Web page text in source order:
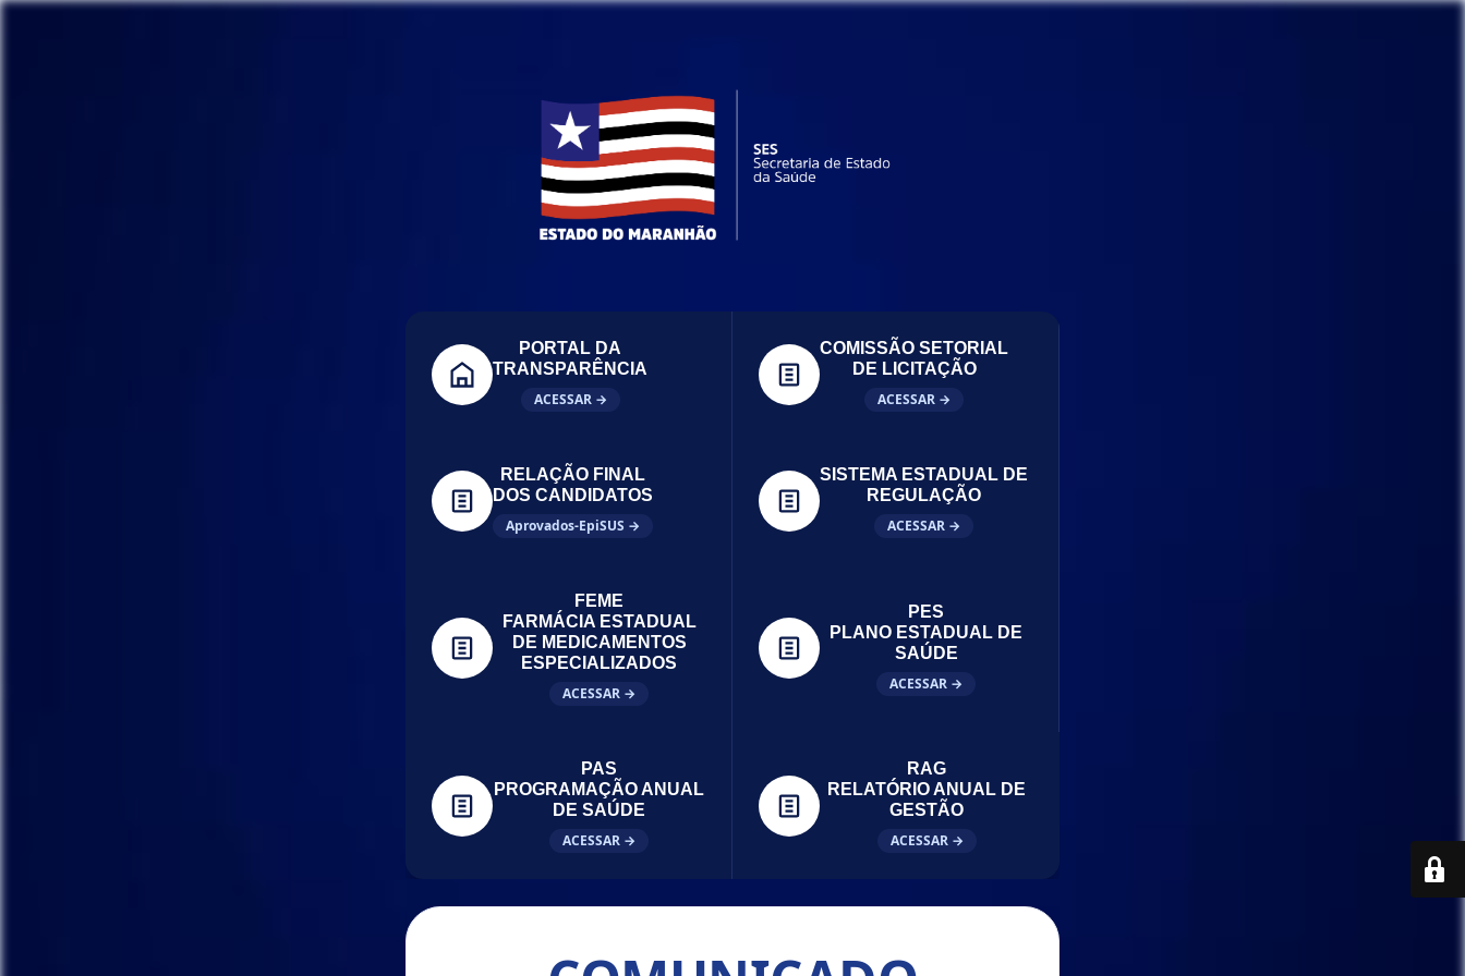
PORTAL DA
TRANSPARÊNCIA
ACESSAR →
COMISSÃO SETORIAL
DE LICITAÇÃO
ACESSAR →
RELAÇÃO FINAL
DOS CANDIDATOS
Aprovados-EpiSUS →
SISTEMA ESTADUAL DE
REGULAÇÃO
ACESSAR →
FEME
FARMÁCIA ESTADUAL
DE MEDICAMENTOS
ESPECIALIZADOS
ACESSAR →
PES
PLANO ESTADUAL DE
SAÚDE
ACESSAR →
PAS
PROGRAMAÇÃO ANUAL
DE SAÚDE
ACESSAR →
RAG
RELATÓRIO ANUAL DE
GESTÃO
ACESSAR →